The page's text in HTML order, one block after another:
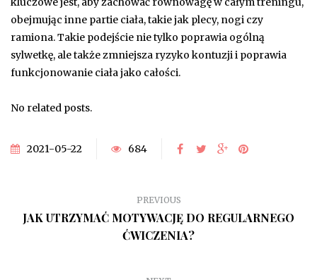
obejmując inne partie ciała, takie jak plecy, nogi czy
ramiona. Takie podejście nie tylko poprawia ogólną
sylwetkę, ale także zmniejsza ryzyko kontuzji i poprawia
funkcjonowanie ciała jako całości.
No related posts.
2021-05-22 684
PREVIOUS
JAK UTRZYMAĆ MOTYWACJĘ DO REGULARNEGO
ĆWICZENIA?